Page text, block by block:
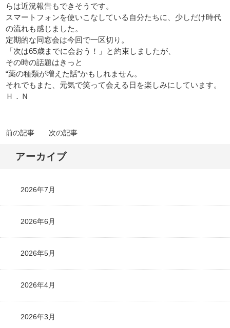
らは近況報告もできそうです。
スマートフォンを使いこなしている自分たちに、少しだけ時代
の流れも感じました。
定期的な同窓会は今回で一区切り。
「次は65歳までに会おう！」と約束しましたが、
その時の話題はきっと
“薬の種類が増えた話”かもしれません。
それでもまた、元気で笑って会える日を楽しみにしています。
Ｈ．Ｎ
前の記事 次の記事
アーカイブ
2026年7月
2026年6月
2026年5月
2026年4月
2026年3月